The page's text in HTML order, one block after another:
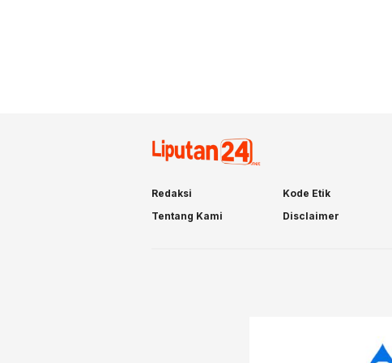
Redaksi Kode Etik
Tentang Kami
Disclaimer